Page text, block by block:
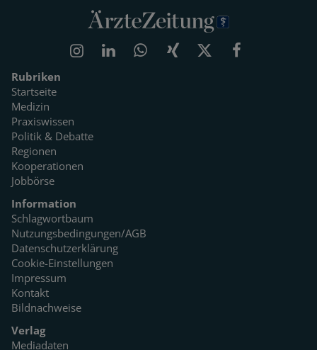
Rubriken
Startseite
Medizin
Praxiswissen
Politik & Debatte
Regionen
Kooperationen
Jobbörse
Information
Schlagwortbaum
Nutzungsbedingungen/AGB
Datenschutzerklärung
Cookie-Einstellungen
Impressum
Kontakt
Bildnachweise
Verlag
Mediadaten